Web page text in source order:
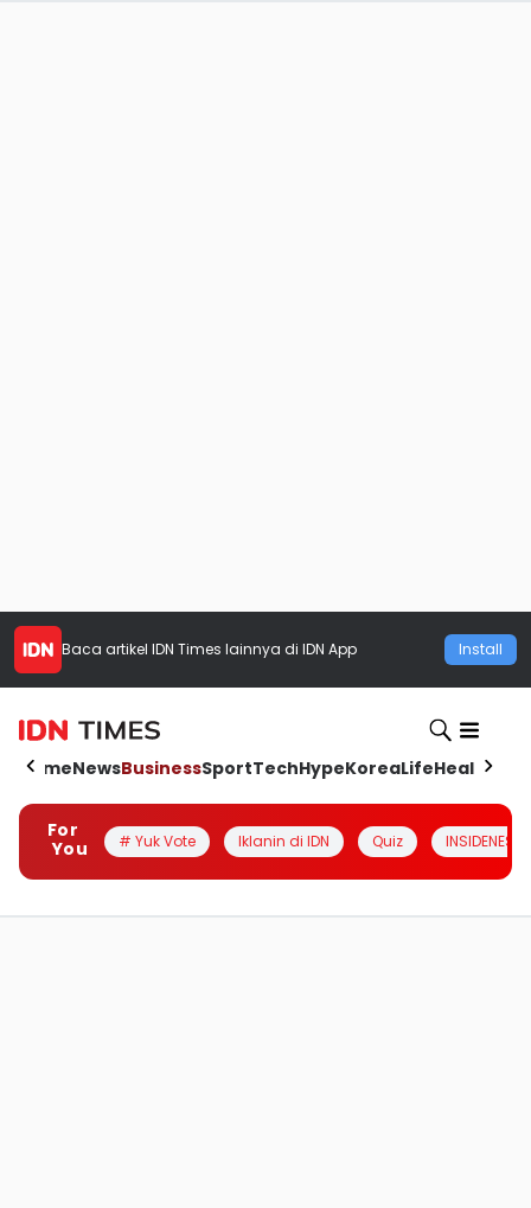
Baca artikel IDN Times lainnya di IDN App Install
HomeNewsBusinessSportTechHypeKoreaLifeHealth
For
You
# Yuk Vote Iklanin di IDN Quiz INSIDENESIA